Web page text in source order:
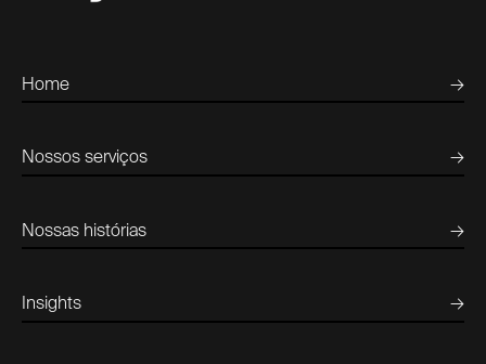
Home →
Nossos serviços →
Nossas histórias →
Insights →